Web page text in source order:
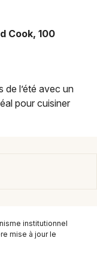
Cook, 100
de l’été avec un
pour cuisiner
institutionnel
mise à jour le